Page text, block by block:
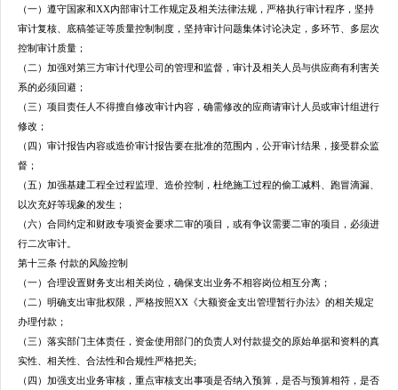
（一）遵守国家和XX内部审计工作规定及相关法律法规，严格执行审计程序，坚持
审计复核、底稿签证等质量控制制度，坚持审计问题集体讨论决定，多环节、多层次
控制审计质量；
（二）加强对第三方审计代理公司的管理和监督，审计及相关人员与供应商有利害关
系的必须回避；
（三）项目责任人不得擅自修改审计内容，确需修改的应商请审计人员或审计组进行
修改；
（四）审计报告内容或造价审计报告要在批准的范围内，公开审计结果 ，接受群众监
督；
（五）加强基建工程全过程监理、造价控制，杜绝施工过程的偷工减料、跑冒滴漏、
以次充好等现象的发生；
（六）合同约定和财政专项资金要求二审的项目，或有争议需要二审的项目，必须进
行二次审计。
第十三条 付款的风险控制
（一）合理设置财务支出相关岗位，确保支出业务不相容岗位相互分离；
（二）明确支出审批权限，严格按照XX《大额资金支出管理暂行办法》的相关规定
办理付款；
（三）落实部门主体责任，资金使用部门的负责人对付款提交的原始单据和资料的真
实性、相关性、合法性和合规性严格把关;
（四）加强支出业务审核，重点审核支出事项是否纳入预算，是否与预算相符，是否